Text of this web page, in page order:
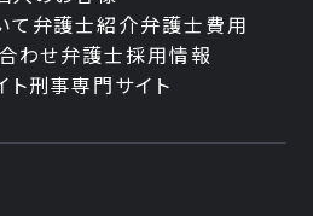
て 弁護士紹介弁護士費用
わせ弁護士採用情報
ト刑事専門サイト